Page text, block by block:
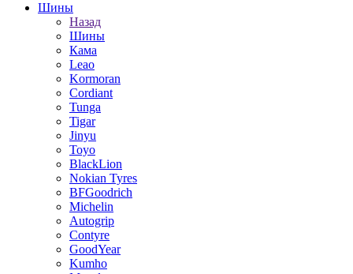
Шины
Назад
Шины
Кама
Leao
Kormoran
Cordiant
Tunga
Tigar
Jinyu
Toyo
BlackLion
Nokian Tyres
BFGoodrich
Michelin
Autogrip
Contyre
GoodYear
Kumho